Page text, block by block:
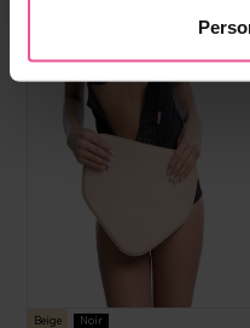
Beige Noir